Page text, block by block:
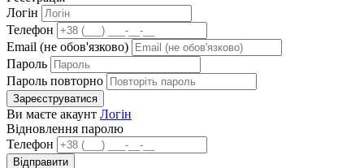
Логін
Телефон
Email (не обов'язково)
Пароль
Пароль повторно
Зареєструватися
Ви маєте акаунт Логін
Відновлення паролю
Телефон
Відправити